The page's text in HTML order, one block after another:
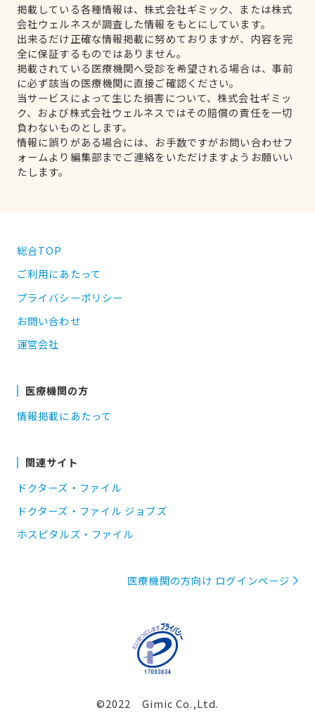
掲載している各種情報は、株式会社ギミック、または株式
会社ウェルネスが調査した情報をもとにしています。
出来るだけ正確な情報掲載に努めておりますが、内容を完
全に保証するものではありません。
掲載されている医療機関へ受診を希望される場合は、事前
に必ず該当の医療機関に直接ご確認ください。
当サービスによって生じた損害について、株式会社ギミッ
ク、および株式会社ウェルネスではその賠償の責任を一切
負わないものとします。
情報に誤りがある場合には、お手数ですがお問い合わせフ
ォームより編集部までご連絡をいただけますようお願いい
たします。
総合TOP
ご利用にあたって
プライバシーポリシー
お問い合わせ
運営会社
医療機関の方
情報掲載にあたって
関連サイト
ドクターズ・ファイル
ドクターズ・ファイル ジョブズ
ホスピタルズ・ファイル
医療機関の方向け ログインページ
©2022 Gimic Co.,Ltd.